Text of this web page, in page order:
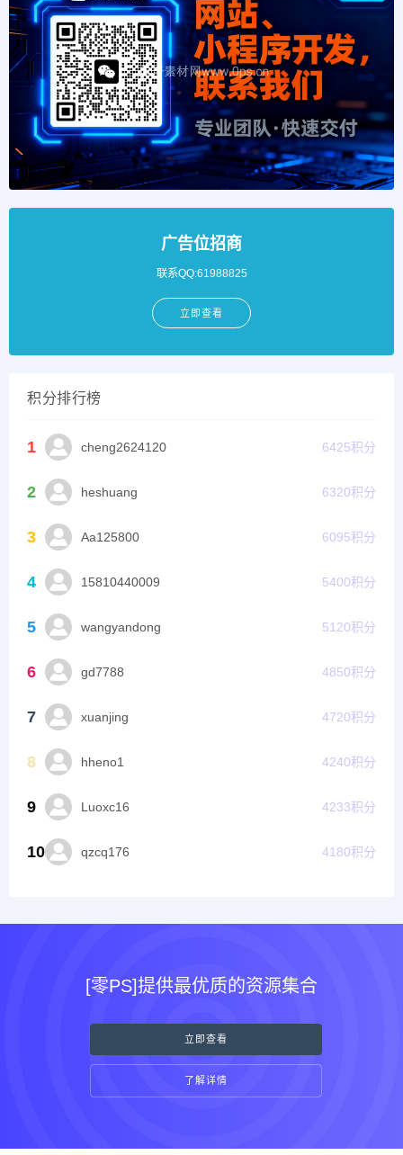
广告位招商
联系QQ:61988825
立即查看
积分排行榜
1 cheng2624120 6425积分
2 heshuang 6320积分
3 Aa125800 6095积分
4 15810440009 5400积分
5 wangyandong 5120积分
6 gd7788 4850积分
7 xuanjing 4720积分
8 hheno1 4240积分
9 Luoxc16 4233积分
10 qzcq176 4180积分
[零PS]提供最优质的资源集合
立即查看
了解详情